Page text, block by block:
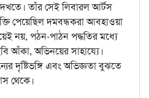
তাঁর সেই লিবারল আর্টস
পেয়েছিল দমবন্ধকরা আবহাওয়া
নয়, পঠন-পাঠন পদ্ধতির মধ্যে
আঁকা, অভিনয়ের সাহায্যে।
দৃষ্টিভঙ্গি এবং অভিজ্ঞতা বুঝতে
থেকে।